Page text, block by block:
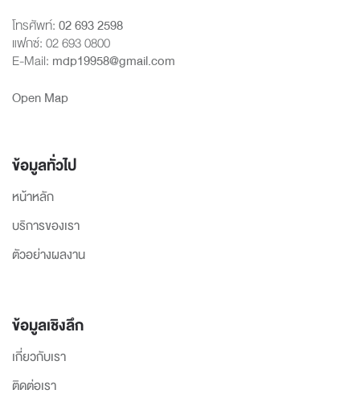
โทรศัพท์:02 693 2598
แฟกซ์: 02 693 0800
E-Mail: mdp19958@gmail.com
Open Map
ข้อมูลทั่วไป
หน้าหลัก
บริการของเรา
ตัวอย่างผลงาน
ข้อมูลเชิงลึก
เกี่ยวกับเรา
ติดต่อเรา